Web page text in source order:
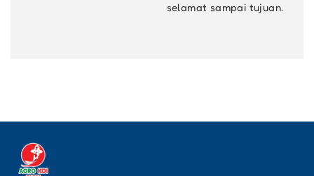
selamat sampai tujuan.